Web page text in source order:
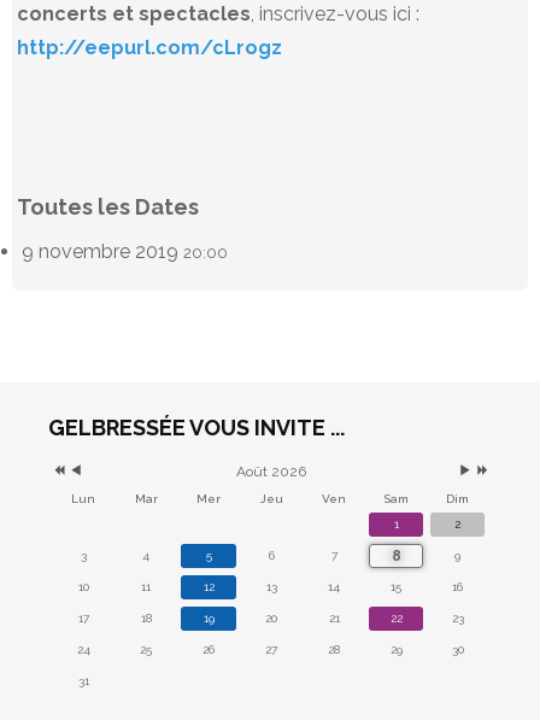
concerts et spectacles , inscrivez-vous ici :
http://eepurl.com/cLrogz
Toutes les Dates
9 novembre 2019 20:00
GELBRESSÉE VOUS INVITE ...
Août 2026
Lun Mar Mer Jeu Ven Sam
Dim
1
2
3 4 5 6 7 8 9
10 11 12 13 14 15 16
17 18 19 20 21 22 23
24 25 26 27 28 29 30
31